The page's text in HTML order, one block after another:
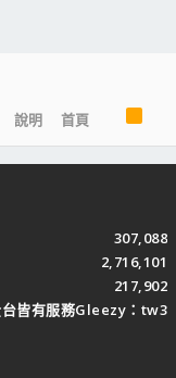
說明 首頁
R
S
S
307,088
2,716,101
217,902
台皆有服務Gleezy：tw3